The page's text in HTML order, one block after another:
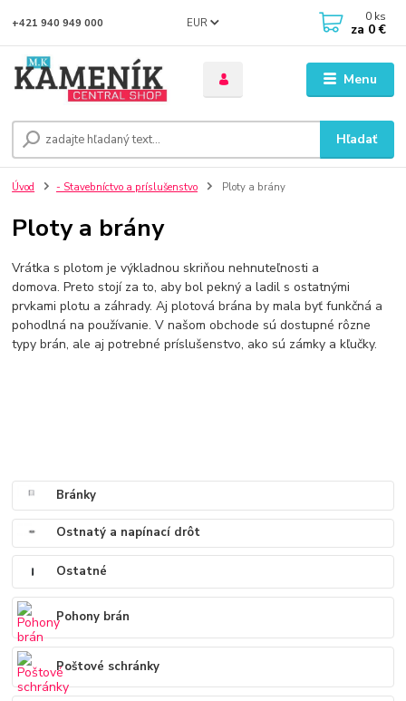
Menu
EUR
Hľadať
+421 940 949 000 0 ks
za 0 €
Úvod - Stavebníctvo a príslušenstvo Ploty a brány
Ploty a brány
Vrátka s plotom je výkladnou skriňou nehnuteľnosti a
domova. Preto stojí za to, aby bol pekný a ladil s ostatnými
prvkami plotu a záhrady. Aj plotová brána by mala byť funkčná a
pohodlná na používanie. V našom obchode sú dostupné rôzne
typy brán, ale aj potrebné príslušenstvo, ako sú zámky a kľučky.
Bránky
Ostnatý a napínací drôt
Ostatné
Pohony brán
Poštové schránky